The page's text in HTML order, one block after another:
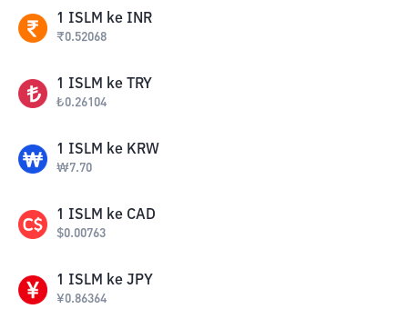
1 ISLM ke INR
₹0.52068
1 ISLM ke TRY
₺0.26104
1 ISLM ke KRW
₩7.70
1 ISLM ke CAD
$0.00763
1 ISLM ke JPY
¥0.86364